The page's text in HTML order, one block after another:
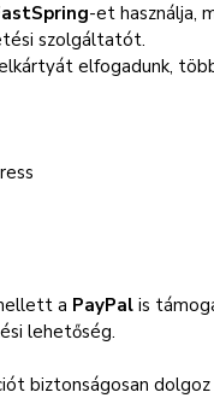
-et használja,
szolgáltatót.
elfogadunk,
a PayPal is
lehetőség.
biztonságosan